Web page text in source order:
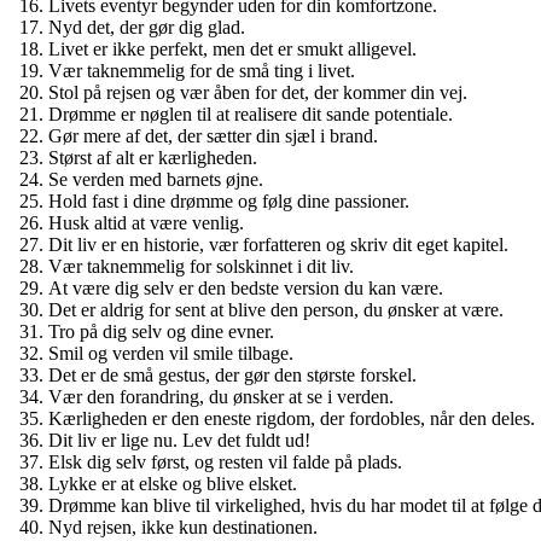
Livets eventyr begynder uden for din komfortzone.
Nyd det, der gør dig glad.
Livet er ikke perfekt, men det er smukt alligevel.
Vær taknemmelig for de små ting i livet.
Stol på rejsen og vær åben for det, der kommer din vej.
Drømme er nøglen til at realisere dit sande potentiale.
Gør mere af det, der sætter din sjæl i brand.
Størst af alt er kærligheden.
Se verden med barnets øjne.
Hold fast i dine drømme og følg dine passioner.
Husk altid at være venlig.
Dit liv er en historie, vær forfatteren og skriv dit eget kapitel.
Vær taknemmelig for solskinnet i dit liv.
At være dig selv er den bedste version du kan være.
Det er aldrig for sent at blive den person, du ønsker at være.
Tro på dig selv og dine evner.
Smil og verden vil smile tilbage.
Det er de små gestus, der gør den største forskel.
Vær den forandring, du ønsker at se i verden.
Kærligheden er den eneste rigdom, der fordobles, når den deles.
Dit liv er lige nu. Lev det fuldt ud!
Elsk dig selv først, og resten vil falde på plads.
Lykke er at elske og blive elsket.
Drømme kan blive til virkelighed, hvis du har modet til at følge
Nyd rejsen, ikke kun destinationen.